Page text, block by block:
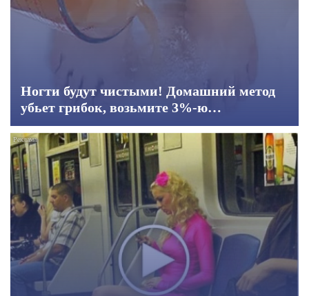
Ногти будут чистыми! Домашний метод
убьет грибок, возьмите 3%-ю…